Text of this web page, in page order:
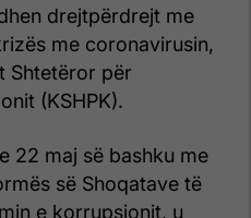
drejtpërdrejt me
me coronavirusin,
Shtetëror për
(KSHPK).
22 maj së bashku me
së Shoqatave të
e korrupsionit, u